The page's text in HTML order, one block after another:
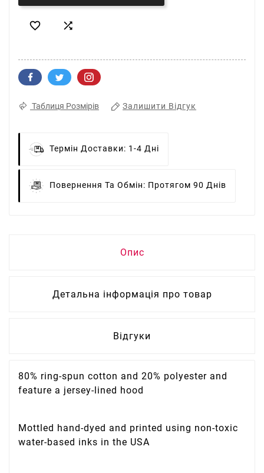
 
Таблиця Розмірів Залишити Відгук
Термін Доставки: 1-4 Дні
Повернення Та Обмін: Протягом 90 Днів
Опис
Детальна інформація про товар
Відгуки
80% ring-spun cotton and 20% polyester and
feature a jersey-lined hood
Mottled hand-dyed and printed using non-toxic
water-based inks in the USA